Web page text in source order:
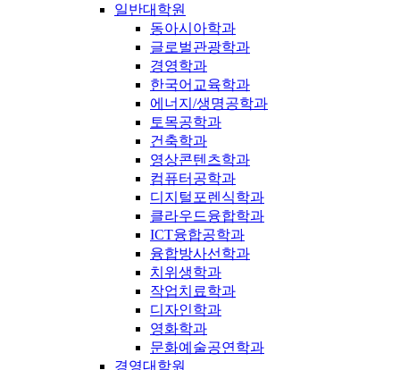
일반대학원
동아시아학과
글로벌관광학과
경영학과
한국어교육학과
에너지/생명공학과
토목공학과
건축학과
영상콘텐츠학과
컴퓨터공학과
디지털포렌식학과
클라우드융합학과
ICT융합공학과
융합방사선학과
치위생학과
작업치료학과
디자인학과
영화학과
문화예술공연학과
경영대학원